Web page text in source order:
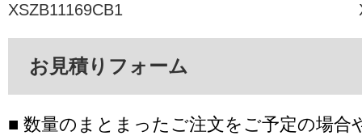
XSZB11169CB1
お見積りフォーム
■ 数量のまとまったご注文をご予定の場合